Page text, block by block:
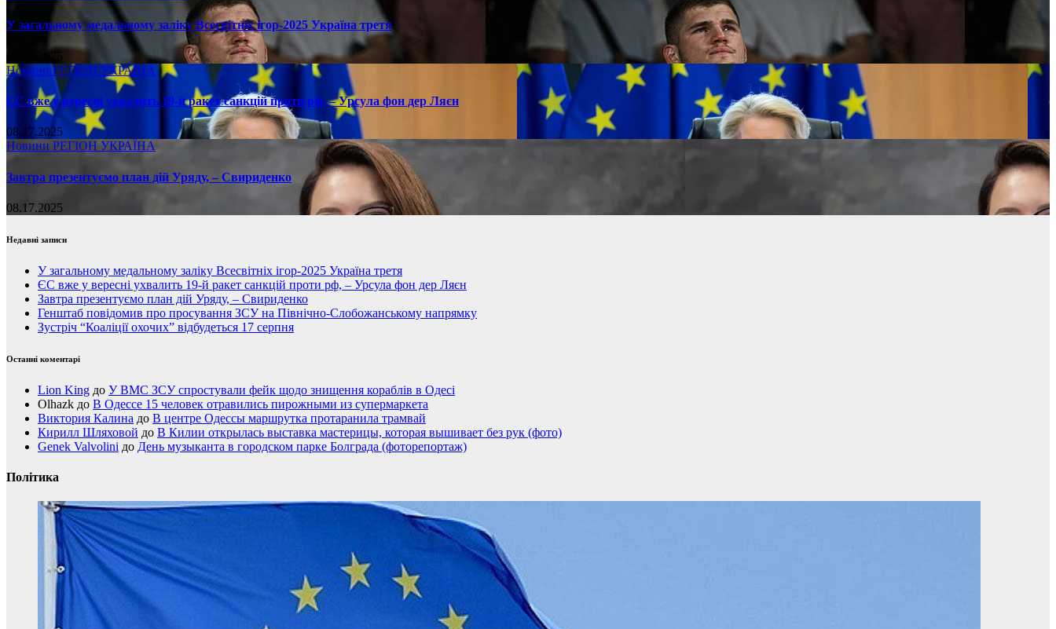
У загальному медальному заліку Всесвітніх ігор-2025 Україна третя
08.17.2025
НовиниРЕГІОН УКРАЇНА
ЄС вже у вересні ухвалить 19-й ракет санкцій проти рф, – Урсула фон дер Ляєн
08.17.2025
Новини РЕГІОН УКРАЇНА
Завтра презентуємо план дій Уряду, – Свириденко
08.17.2025
Недавні записи
У загальному медальному заліку Всесвітніх ігор-2025 Україна третя
ЄС вже у вересні ухвалить 19-й ракет санкцій проти рф, – Урсула фон дер Ляєн
Завтра презентуємо план дій Уряду, – Свириденко
Генштаб повідомив про просування ЗСУ на Північно-Слобожанському напрямку
Зустріч “Коаліції охочих” відбудеться 17 серпня
Останні коментарі
Lion King до У ВМС ЗСУ спростували фейк щодо знищення кораблів в Одесі
Olhazk до В Одессе 15 человек отравились пирожными из супермаркета
Виктория Калина до В центре Одессы маршрутка протаранила трамвай
Кирилл Шляховой до В Килии открылась выставка мастерицы, которая вышивает без рук (фото)
Genek Valvolini до День музыканта в городском парке Болграда (фоторепортаж)
Політика